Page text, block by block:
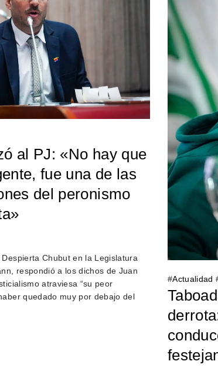
al PJ: «No hay que
fue una de las
del peronismo
Chubut en la Legislatura
respondió a los dichos de Juan
atraviesa “su peor
quedado muy por debajo del
#Actualidad